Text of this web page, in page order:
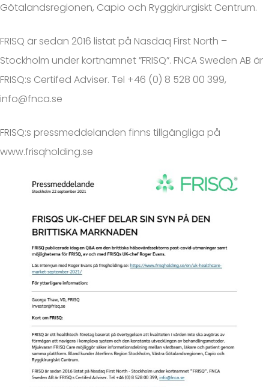
Götalandsregionen, Capio och Ryggkirurgiskt Centrum.
FRISQ är sedan 2016 listat på Nasdaq First North –
Stockholm under kortnamnet ”FRISQ”. FNCA Sweden AB är
FRISQ:s Certifed Adviser. Tel +46 (0) 8 528 00 399,
info@fnca.se
FRISQ:s pressmeddelanden finns tillgängliga på
www.frisqholding.se